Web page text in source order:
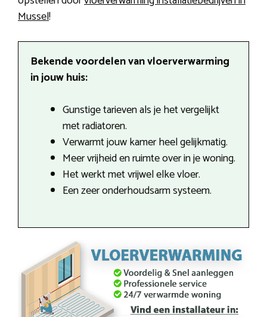
Mussel!
Bekende voordelen van vloerverwarming
in jouw huis:
Gunstige tarieven als je het vergelijkt
met radiatoren.
Verwarmt jouw kamer heel gelijkmatig.
Meer vrijheid en ruimte over in je woning.
Het werkt met vrijwel elke vloer.
Een zeer onderhoudsarm systeem.